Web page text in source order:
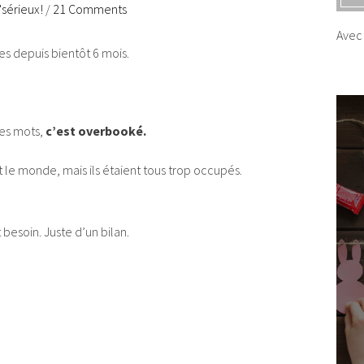
/ 21 Comments
depuis bientôt 6 mois.
mots, c’est overbooké.
monde, mais ils étaient tous trop occupés.
Juste d’un bilan.